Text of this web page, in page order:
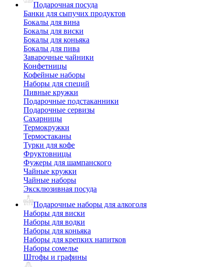
Подарочная посуда
Банки для сыпучих продуктов
Бокалы для вина
Бокалы для виски
Бокалы для коньяка
Бокалы для пива
Заварочные чайники
Конфетницы
Кофейные наборы
Наборы для специй
Пивные кружки
Подарочные подстаканники
Подарочные сервизы
Сахарницы
Термокружки
Термостаканы
Турки для кофе
Фруктовницы
Фужеры для шампанского
Чайные кружки
Чайные наборы
Эксклюзивная посуда
Подарочные наборы для алкоголя
Наборы для виски
Наборы для водки
Наборы для коньяка
Наборы для крепких напитков
Наборы сомелье
Штофы и графины